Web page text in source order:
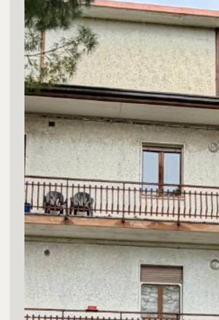
Commerciali
Industriali
Terreni
Prezzo
Totale
mq
Locali